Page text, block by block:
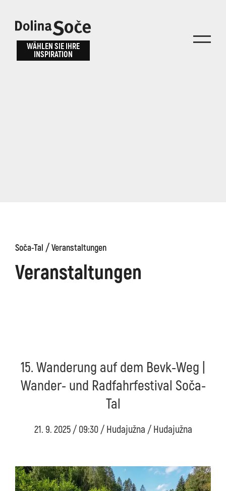
WÄHLEN SIE IHRE
INSPIRATION
Soča-Tal /Veranstaltungen
Veranstaltungen
Inspiration
finden
Kanin
Wählen Sie ein
15. Wanderung auf dem Bevk-Weg |
Wander- und Radfahrfestival Soča-
Tal
21. 9. 2025 / 09:30 / Hudajužna / Hudajužna